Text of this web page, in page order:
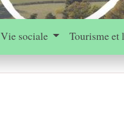
Vie sociale Tourisme et